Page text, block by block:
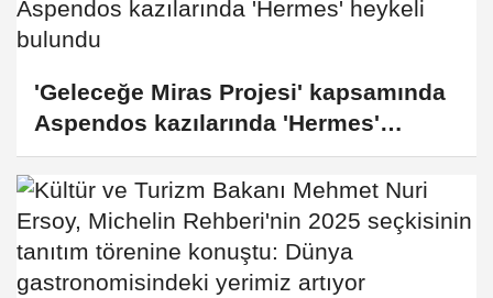
'Geleceğe Miras Projesi' kapsamında
Aspendos kazılarında 'Hermes'
heykeli bulundu